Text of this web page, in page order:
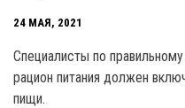
24 МАЯ, 2021
Специалисты по
рацион питания должен
пищи.